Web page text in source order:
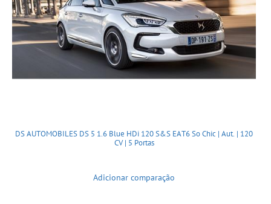
DS AUTOMOBILES DS 5 1.6 Blue HDi 120 S&S EAT6 So Chic | Aut. | 120
CV | 5 Portas
Adicionar comparação